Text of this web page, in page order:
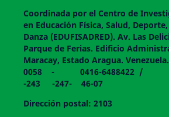
Coordinada por el Centro de
en Educación Física, Salud,
Danza (EDUFISADRED). Av. Las
Parque de Ferias. Edificio
Maracay, Estado Aragua.
0058 - 0416-6488422 /
-243 -247- 46-07
Dirección postal: 2103